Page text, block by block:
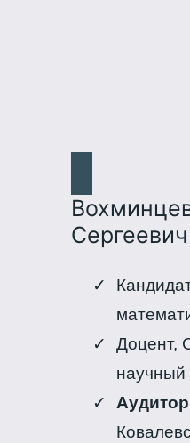
Сергеевич
Доцент,
научный